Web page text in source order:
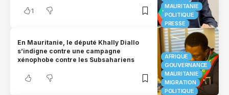
MAURITANIE
POLITIQUE
PRESSE
1
AFRIQUE
GOUVERNANCE
MAURITANIE
MIGRATION
POLITIQUE
En Mauritanie, le député Khally Diallo
s’indigne contre une campagne
xénophobe contre les Subsahariens